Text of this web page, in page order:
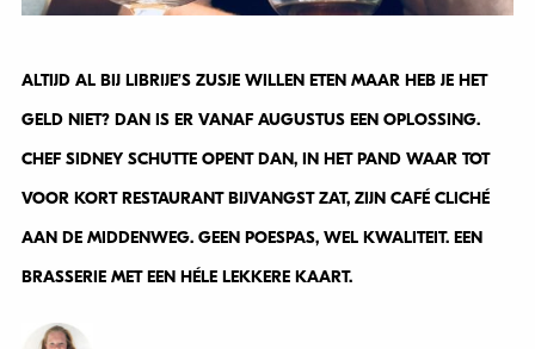
ALTIJD AL BIJ LIBRIJE’S ZUSJE WILLEN ETEN MAAR HEB JE HET
GELD NIET? DAN IS ER VANAF AUGUSTUS EEN OPLOSSING.
CHEF SIDNEY SCHUTTE OPENT DAN, IN HET PAND WAAR TOT
VOOR KORT RESTAURANT BIJVANGST ZAT, ZIJN CAFÉ CLICHÉ
AAN DE MIDDENWEG. GEEN POESPAS, WEL KWALITEIT. EEN
BRASSERIE MET EEN HÉLE LEKKERE KAART.